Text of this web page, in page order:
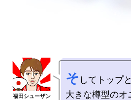
そ してトップ
大きな樽型のオ